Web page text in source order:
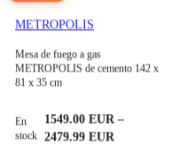
METROPOLIS
Mesa de fuego a gas
METROPOLIS de cemento 142 x
81 x 35 cm
En
stock
1549.00 EUR–
2479.99 EUR